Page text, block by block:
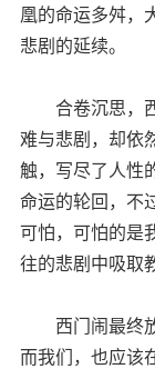
凰的命运多舛，
悲剧的延续。
合卷沉思，西
难与悲剧，却依
触，写尽了人性
命运的轮回，不
可怕，可怕的是
往的悲剧中吸取
西门闹最终放
而我们，也应该